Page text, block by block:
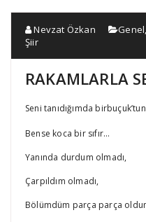
Nevzat Özkan Genel
Şiir
RAKAMLARLA
Seni tanıdığımda
Bense koca bir sıfır…
Yanında durdum olmadı,
Çarpıldım olmadı,
Bölümdüm parça parça